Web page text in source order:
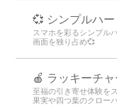
💞 シンプルハ
スマホを彩るシンプル
画面を独り占め💞
🍎 ラッキーチ
至福の引き寄せ体験を
果実や四つ葉のクロー